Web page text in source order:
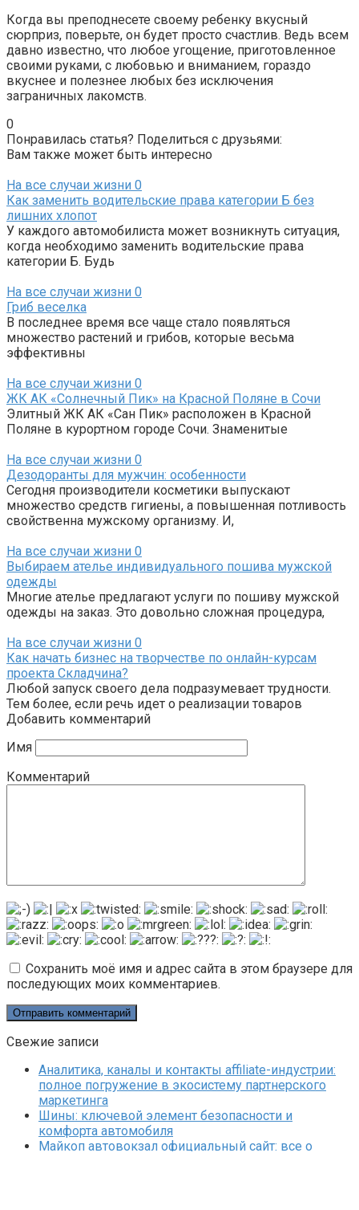
Когда вы преподнесете своему ребенку вкусный
сюрприз, поверьте, он будет просто счастлив. Ведь всем
давно известно, что любое угощение, приготовленное
своими руками, с любовью и вниманием, гораздо
вкуснее и полезнее любых без исключения
заграничных лакомств.
0
Понравилась статья? Поделиться с друзьями:
Вам также может быть интересно
На все случаи жизни 0
Как заменить водительские права категории Б без
лишних хлопот
У каждого автомобилиста может возникнуть ситуация,
когда необходимо заменить водительские права
категории Б. Будь
На все случаи жизни 0
Гриб веселка
В последнее время все чаще стало появляться
множество растений и грибов, которые весьма
эффективны
На все случаи жизни 0
ЖК АК «Солнечный Пик» на Красной Поляне в Сочи
Элитный ЖК АК «Сан Пик» расположен в Красной
Поляне в курортном городе Сочи. Знаменитые
На все случаи жизни 0
Дезодоранты для мужчин: особенности
Сегодня производители косметики выпускают
множество средств гигиены, а повышенная потливость
свойственна мужскому организму. И,
На все случаи жизни 0
Выбираем ателье индивидуального пошива мужской
одежды
Многие ателье предлагают услуги по пошиву мужской
одежды на заказ. Это довольно сложная процедура,
На все случаи жизни 0
Как начать бизнес на творчестве по онлайн-курсам
проекта Складчина?
Любой запуск своего дела подразумевает трудности.
Тем более, если речь идет о реализации товаров
Добавить комментарий
Имя
Комментарий
Сохранить моё имя и адрес сайта в этом браузере для
последующих моих комментариев.
Свежие записи
Аналитика, каналы и контакты affiliate-индустрии:
полное погружение в экосистему партнерского
маркетинга
Шины: ключевой элемент безопасности и
комфорта автомобиля
Майкоп автовокзал официальный сайт: все о